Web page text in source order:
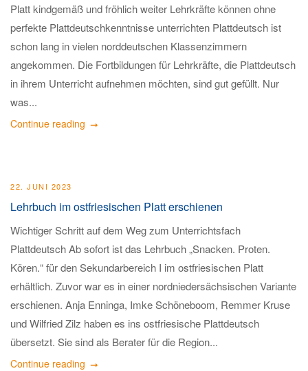
Platt kindgemäß und fröhlich weiter Lehrkräfte können ohne
perfekte Plattdeutschkenntnisse unterrichten Plattdeutsch ist
schon lang in vielen norddeutschen Klassenzimmern
angekommen. Die Fortbildungen für Lehrkräfte, die Plattdeutsch
in ihrem Unterricht aufnehmen möchten, sind gut gefüllt. Nur
was...
Continue reading
22. JUNI 2023
Lehrbuch im ostfriesischen Platt erschienen
Wichtiger Schritt auf dem Weg zum Unterrichtsfach
Plattdeutsch Ab sofort ist das Lehrbuch „Snacken. Proten.
Kören.“ für den Sekundarbereich I im ostfriesischen Platt
erhältlich. Zuvor war es in einer nordniedersächsischen Variante
erschienen. Anja Enninga, Imke Schöneboom, Remmer Kruse
und Wilfried Zilz haben es ins ostfriesische Plattdeutsch
übersetzt. Sie sind als Berater für die Region...
Continue reading